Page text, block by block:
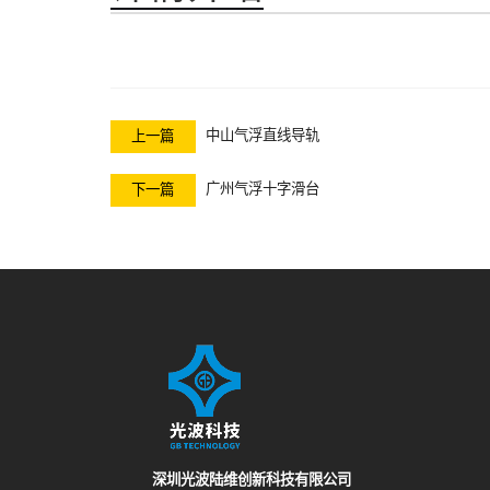
上一篇 中山气浮直线导轨
下一篇 广州气浮十字滑台
深圳光波陆维创新科技有限公司